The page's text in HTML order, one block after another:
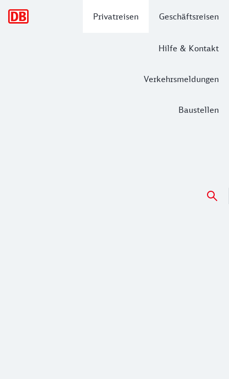
Privatreisen Geschäftsreisen
Hilfe & Kontakt
Verkehrsmeldungen
Baustellen